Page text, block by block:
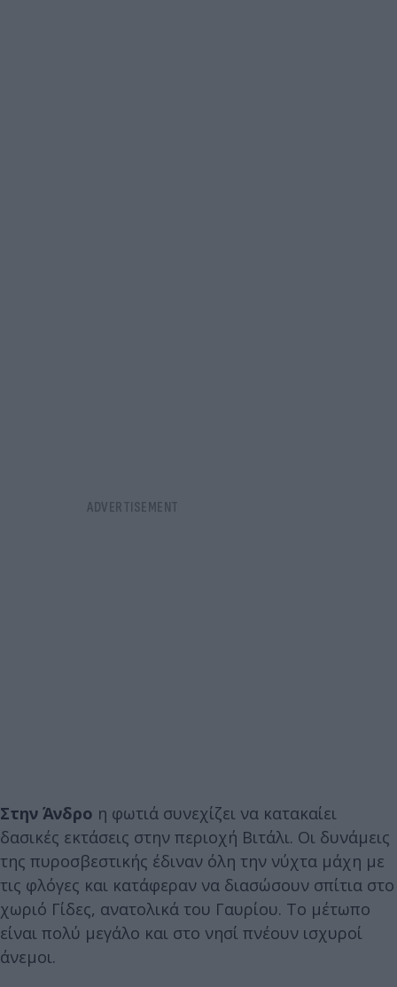
Στην Άνδρο η φωτιά συνεχίζει να κατακαίει
δασικές εκτάσεις στην περιοχή Βιτάλι. Οι δυνάμεις
της πυροσβεστικής έδιναν όλη την νύχτα μάχη με
τις φλόγες και κατάφεραν να διασώσουν σπίτια στο
χωριό Γίδες, ανατολικά του Γαυρίου. Το μέτωπο
είναι πολύ μεγάλο και στο νησί πνέουν ισχυροί
άνεμοι.